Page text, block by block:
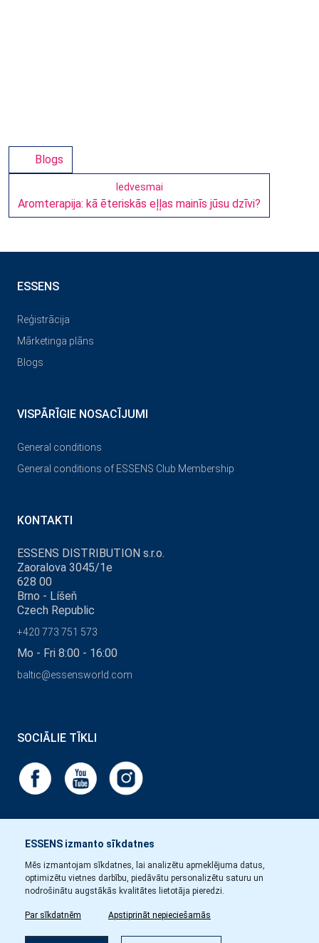
Blogs
Iedvesmai
Aromterapija: kā ēteriskās eļļas mainīs jūsu dzīvi?
ESSENS izmanto sīkdatnes
Mēs izmantojam sīkdatnes, lai analizētu apmeklējuma datus,
optimizētu vietnes darbību, piedāvātu personalizētu saturu un
nodrošinātu augstākās kvalitātes lietotāja pieredzi.
Par sīkdatnēm Apstiprināt nepieciešamās
ESSENS
Reģistrācija
Mārketinga plāns
Blogs
VISPĀRĪGIE NOSACĪJUMI
General conditions
General conditions of ESSENS Club Membership
KONTAKTI
ESSENS DISTRIBUTION s.r.o.
Zaoralova 3045/1e
628 00
Brno - Líšeň
Czech Republic
+420 773 751 573
Mo - Fri 8:00 - 16:00
baltic@essensworld.com
SOCIĀLIE TĪKLI